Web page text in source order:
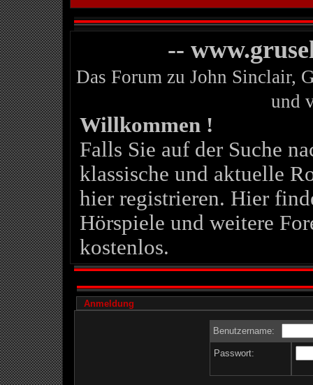
--
Das Forum zu John Sinclair,
und
Willkommen !
Falls Sie auf der Suche
klassische und aktuelle
hier registrieren. Hier
Hörspiele und weitere
kostenlos.
Anmeldung
Benutzername:
Passwort: